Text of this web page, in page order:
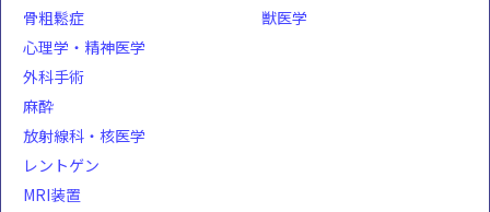
骨粗鬆症
獣医学
心理学・精神医学
外科手術
麻酔
放射線科・核医学
レントゲン
MRI装置